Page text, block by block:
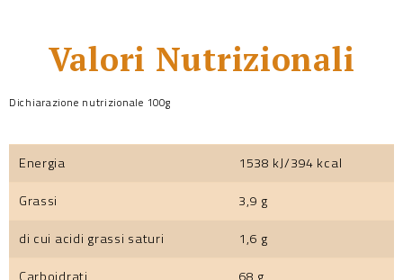
Valori Nutrizionali
Dichiarazione nutrizionale 100g
Energia
1538 kJ/394 kcal
Grassi
3,9 g
di cui acidi grassi saturi
1,6 g